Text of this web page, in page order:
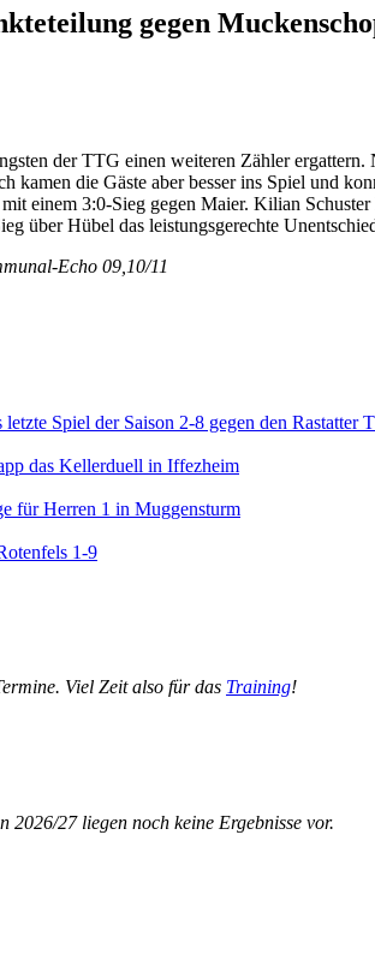
gegen
der TTG einen weiteren Zähler
kamen die Gäste aber besser ins Spiel und
einem 3:0-Sieg gegen Maier. Kilian
über Hübel das leistungsgerechte
Echo 09,10/11
Spiel der Saison 2-8 gegen den Rastatter
das Kellerduell in Iffezheim
für Herren 1 in Muggensturm
1-9
Viel Zeit also für das Training!
2026/27 liegen noch keine Ergebnisse vor.